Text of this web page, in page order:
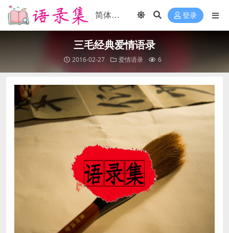
登录
三毛经典爱情语录
2016-02-27 爱情语录 6